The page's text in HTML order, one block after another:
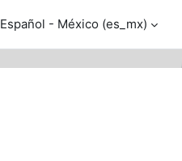
Español - México ‎(es_mx)‎